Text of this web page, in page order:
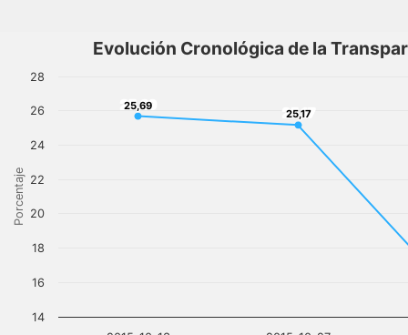
Porcentaje
Evolución Cronológica de la
25,69
25,69 25,17
25,17
14
16
18
20
22
24
26
28